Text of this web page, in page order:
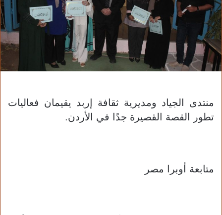
منتدى الجياد ومديرية ثقافة إربد يقيمان فعاليات
تطور القصة القصيرة جدًا في الأردن.
متابعة أوبرا مصر